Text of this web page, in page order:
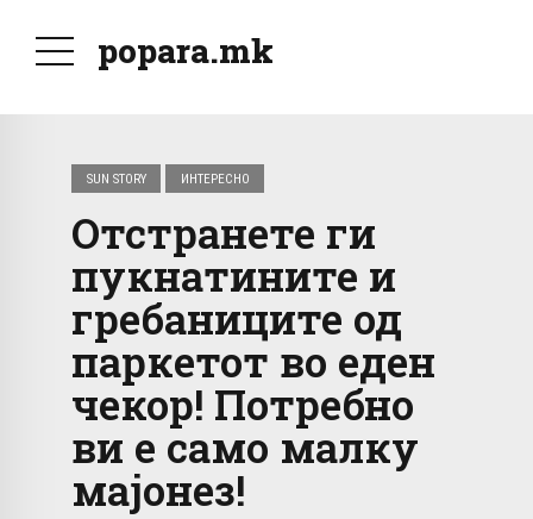
popara.mk
SUN STORY ИНТЕРЕСНО
Отстранете ги
пукнатините и
гребаниците од
паркетот во еден
чекор! Потребно
ви е само малку
мајонез!